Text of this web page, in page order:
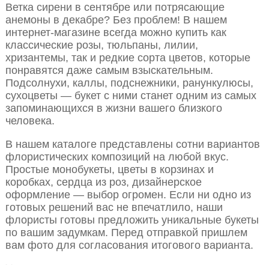
Ветка сирени в сентябре или потрясающие
анемоны в декабре? Без проблем! В нашем
интернет-магазине всегда можно купить как
классические розы, тюльпаны, лилии,
хризантемы, так и редкие сорта цветов, которые
понравятся даже самым взыскательным.
Подсолнухи, каллы, подснежники, ранункулюсы,
сухоцветы — букет с ними станет одним из самых
запоминающихся в жизни вашего близкого
человека.
В нашем каталоге представлены сотни вариантов
флористических композиций на любой вкус.
Простые монобукеты, цветы в корзинах и
коробках, сердца из роз, дизайнерское
оформление — выбор огромен. Если ни одно из
готовых решений вас не впечатлило, наши
флористы готовы предложить уникальные букеты
по вашим задумкам. Перед отправкой пришлем
вам фото для согласования итогового варианта.